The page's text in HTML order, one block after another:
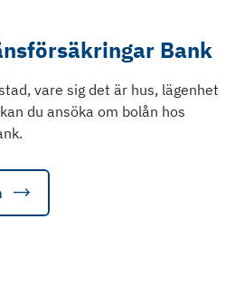
Bank
vare sig det är hus, lägenhet
du ansöka om bolån hos